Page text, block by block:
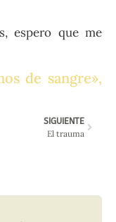
espero que me
de sangre»,
SIGUIENTE
El trauma